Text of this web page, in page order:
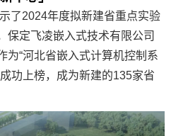
了2024年度拟新建省重点实验
保定飞凌嵌入式技术有限公司
为“河北省嵌入式计算机控制系
功上榜，成为新建的135家省